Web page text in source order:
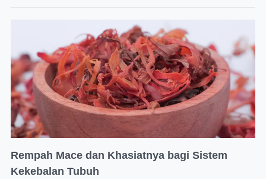
Rempah Mace dan Khasiatnya bagi Sistem
Kekebalan Tubuh